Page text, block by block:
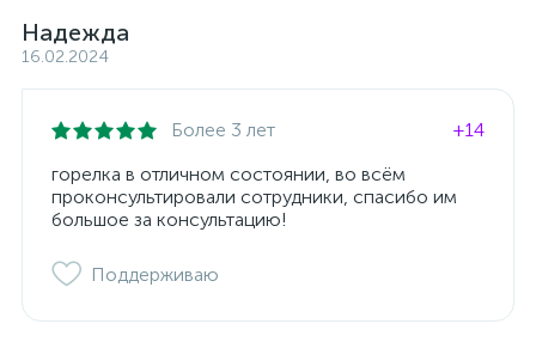
Надежда
16.02.2024
Более 3 лет
+14
горелка в отличном состоянии, во всём
проконсультировали сотрудники, спасибо им
большое за консультацию!
Поддерживаю